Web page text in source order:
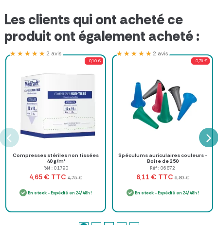
Les clients qui ont acheté ce
produit ont également acheté :
-0,10 €
Compresses stériles non tissées
40 g/m²
Réf : 01790
★★★★★
★★★★★ 2 avis
4,65 € TTC 4,75 €
En stock - Expédié en 24/48h !
-0,78 €
Spéculums auriculaires couleurs -
Boite de 250
Réf : 06872
★★★★★
★★★★★ 2 avis
6,11 € TTC 6,89 €
En stock- Expédié en 24/48h !